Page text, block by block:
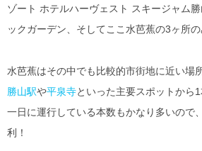
ゾート ホテルハーヴェスト スキージャム
ックガーデン、そしてここ水芭蕉の3ヶ所の
水芭蕉はその中でも比較的市街地に近い場
勝山駅や平泉寺といった主要スポットから
一日に運行している本数もかなり多いので
利！